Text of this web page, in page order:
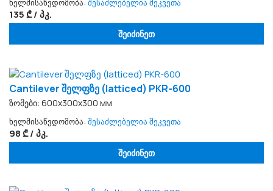
ხელმისაწვდომობა: შესაძლებელია შეკვეთა
135 ₾ / პკ.
შეიძინეთ
Cantilever შელფზე (latticed) PKR-600
ზომები: 600x300x300 мм
ხელმისაწვდომობა: შესაძლებელია შეკვეთა
98 ₾ / პკ.
შეიძინეთ